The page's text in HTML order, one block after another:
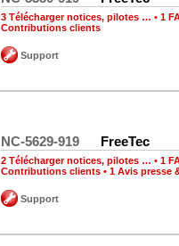
3 Télécharger notices, pilotes … • 1
Contributions clients
Support
NC-5629-919 FreeTec
2 Télécharger notices, pilotes … • 1
Contributions clients • 1 Avis presse
Support